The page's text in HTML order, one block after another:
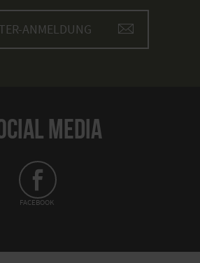
ANMELDUNG
MEDIA
FACEBOOK